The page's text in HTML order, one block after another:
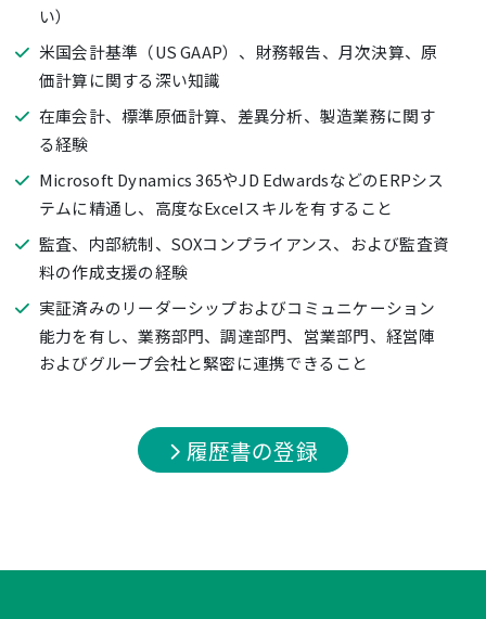
い）
米国会計基準（US GAAP）、財務報告、月次決算、原
価計算に関する深い知識
在庫会計、標準原価計算、差異分析、製造業務に関す
る経験
Microsoft Dynamics 365やJD EdwardsなどのERPシス
テムに精通し、高度なExcelスキルを有すること
監査、内部統制、SOXコンプライアンス、および監査資
料の作成支援の経験
実証済みのリーダーシップおよびコミュニケーション
能力を有し、業務部門、調達部門、営業部門、経営陣
およびグループ会社と緊密に連携できること
履歴書の登録